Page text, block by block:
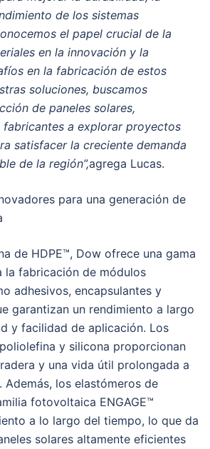
de los sistemas
el papel crucial de la
en la innovación y la
en la fabricación de estos
soluciones, buscamos
de paneles solares,
a explorar proyectos
satisfacer la creciente demanda
de la región”,agrega Lucas.
para una generación de
de HDPE™, Dow ofrece una gama
la fabricación de módulos
adhesivos, encapsulantes y
garantizan un rendimiento a largo
y facilidad de aplicación. Los
y silicona proporcionan
y una vida útil prolongada a
Además, los elastómeros de
fotovoltaica ENGAGE™
a lo largo del tiempo, lo que da
solares altamente eficientes